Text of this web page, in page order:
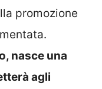
promozione
nasce una
agli